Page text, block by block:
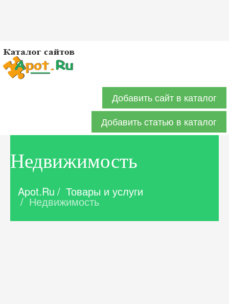
Добавить сайт в каталог
Добавить статью в каталог
Недвижимость
Apot.Ru / Товары и услуги
/ Недвижимость